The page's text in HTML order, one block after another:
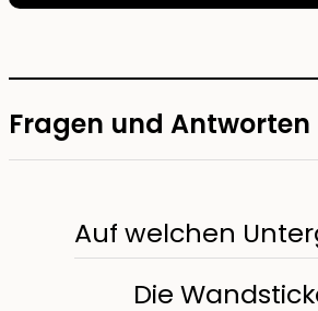
Fragen und Antworten
Auf welchen
Die